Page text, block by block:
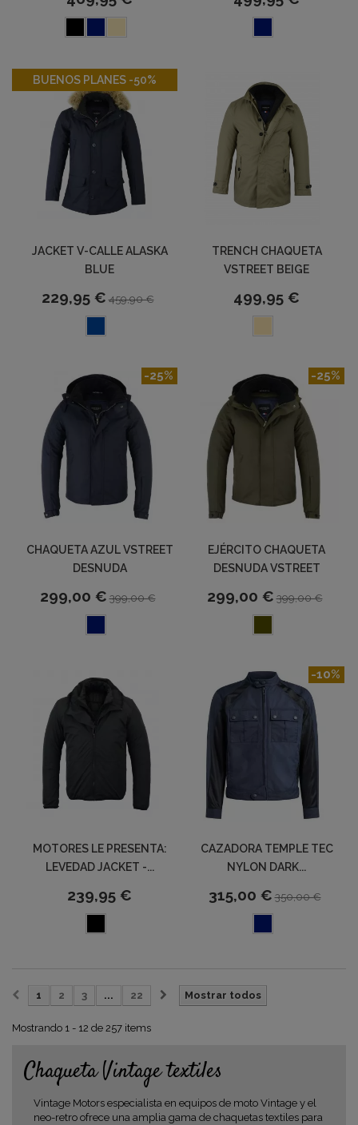
BUENOS PLANES -50%
JACKET V-CALLE ALASKA
BLUE
229,95 € 459,90 €
-50%
TRENCH CHAQUETA
VSTREET BEIGE
499,95 €
CHAQUETA AZUL VSTREET
DESNUDA
299,00 € 399,00 €
-25%
EJÉRCITO CHAQUETA
DESNUDA VSTREET
299,00 € 399,00 €
-25%
MOTORES LE PRESENTA:
LEVEDAD JACKET -...
239,95 €
CAZADORA TEMPLE TEC
NYLON DARK...
315,00 € 350,00 €
-10%
Mostrar todos
1 2 3 ... 22
Mostrando 1 - 12 de 257 items
Chaqueta Vintage textiles
Vintage Motors especialista en equipos de moto Vintage y el
neo-retro ofrece una amplia gama de chaquetas textiles para